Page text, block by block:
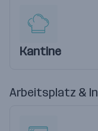
Kantine
Arbeitsplatz &